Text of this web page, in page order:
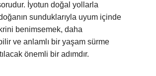
İyotun doğal yollarla
sunduklarıyla uyum içinde
benimsemek, daha
ve anlamlı bir yaşam sürme
önemli bir adımdır.